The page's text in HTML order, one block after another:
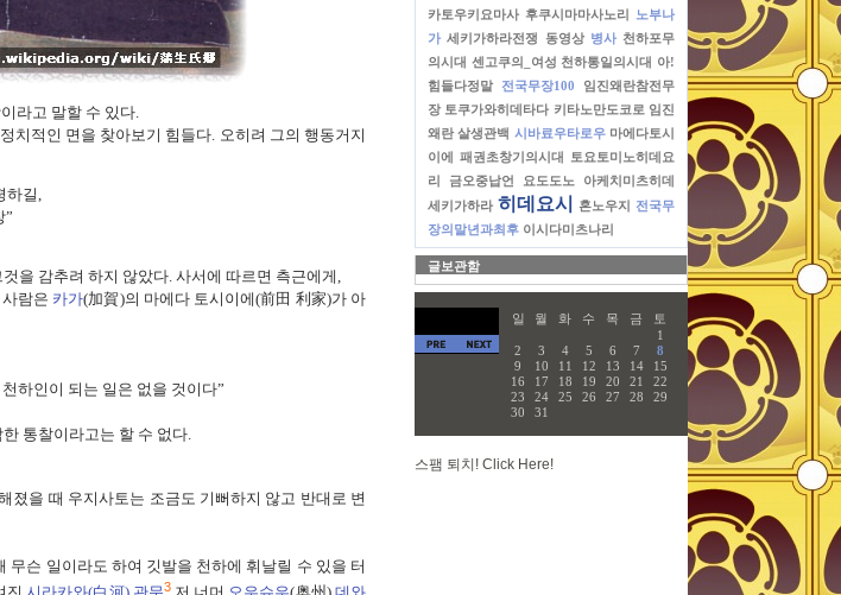
라고 말할 수 있다.
치적인 면을 찾아보기 힘들다. 오히려 그의 행동거지
하길,
”
을 감추려 하지 않았다. 사서에 따르면 측근에게,
람은 카가(加賀)의 마에다 토시이에(前田 利家)가 아
하인이 되는 일은 없을 것이다”
통찰이라고는 할 수 없다.
졌을 때 우지사토는 조금도 기뻐하지 않고 반대로 변
슨 일이라도 하여 깃발을 천하에 휘날릴 수 있을 터
3
카토우키요마사 후쿠시마마사노리
노부나
가 세키가하라전쟁 동영상 병사 천하포무
의시대 센고쿠의_여성 천하통일의시대 아!
힘들다정말
전국무장100
임진왜란참전무
장 토쿠가와히데타다 키타노만도코로 임진
왜란 살생관백 시바료우타로우 마에다토시
이에 패권초창기의시대
토요토미노히데요
리
금오중납언 요도도노
아케치미츠히데
세키가하라 히데요시 혼노우지 전국무
장의말년과최후 이시다미츠나리
글보관함
일 월 화 수 목 금
토
1
2
3 4 5 6 7
8
9
10 11 12 13 14
15
16
17 18 19 20 21
22
23
24 25 26 27 28
29
30
31
스팸 퇴치! Click Here!